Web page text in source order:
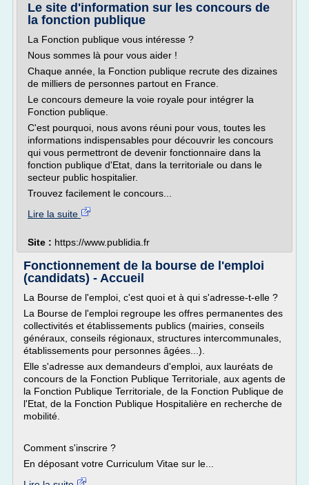
Le site d'information sur les concours de
la fonction publique
La Fonction publique vous intéresse ?
Nous sommes là pour vous aider !
Chaque année, la Fonction publique recrute des dizaines
de milliers de personnes partout en France.
Le concours demeure la voie royale pour intégrer la
Fonction publique.
C'est pourquoi, nous avons réuni pour vous, toutes les
informations indispensables pour découvrir les concours
qui vous permettront de devenir fonctionnaire dans la
fonction publique d'Etat, dans la territoriale ou dans le
secteur public hospitalier.
Trouvez facilement le concours...
Lire la suite
Site : https://www.publidia.fr
Fonctionnement de la bourse de l'emploi
(candidats) - Accueil
La Bourse de l'emploi, c'est quoi et à qui s'adresse-t-elle ?
La Bourse de l'emploi regroupe les offres permanentes des
collectivités et établissements publics (mairies, conseils
généraux, conseils régionaux, structures intercommunales,
établissements pour personnes âgées...).
Elle s'adresse aux demandeurs d'emploi, aux lauréats de
concours de la Fonction Publique Territoriale, aux agents de
la Fonction Publique Territoriale, de la Fonction Publique de
l'Etat, de la Fonction Publique Hospitalière en recherche de
mobilité.
Comment s'inscrire ?
En déposant votre Curriculum Vitae sur le...